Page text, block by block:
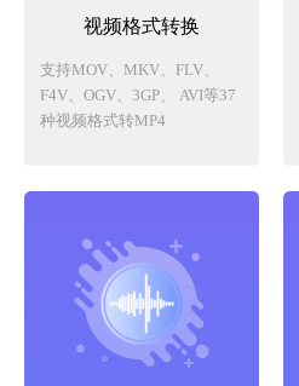
视频格式转换
支持MOV、MKV、FLV、
F4V、OGV、3GP、 AVI等37
种视频格式转MP4